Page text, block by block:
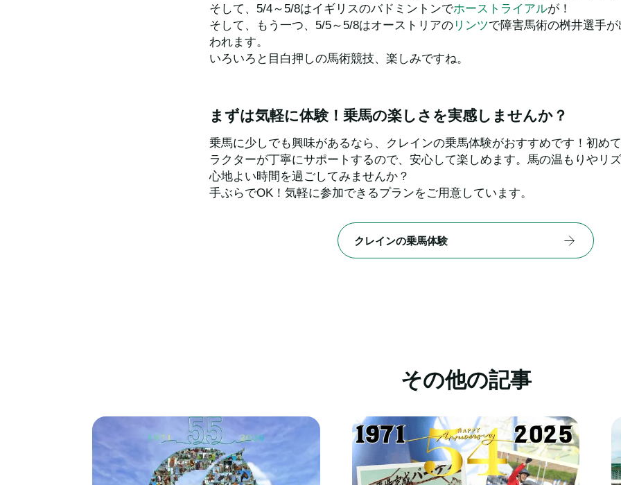
そして、5/4～5/8はイギリスのバドミントンでホーストライアルが！
そして、もう一つ、5/5～5/8はオーストリアの リンツで障害馬術の桝井選手
われます。
いろいろと目白押しの馬術競技、楽しみですね。
まずは気軽に体験！乗馬の楽しさを実感しませんか？
乗馬に少しでも興味があるなら、クレインの乗馬体験がおすすめです！初め
ラクターが丁寧にサポートするので、安心して楽しめます。馬の温もりやリズ
心地よい時間を過ごしてみませんか？
手ぶらでOK！気軽に参加できるプランをご用意しています。
クレインの乗馬体験
その他の記事